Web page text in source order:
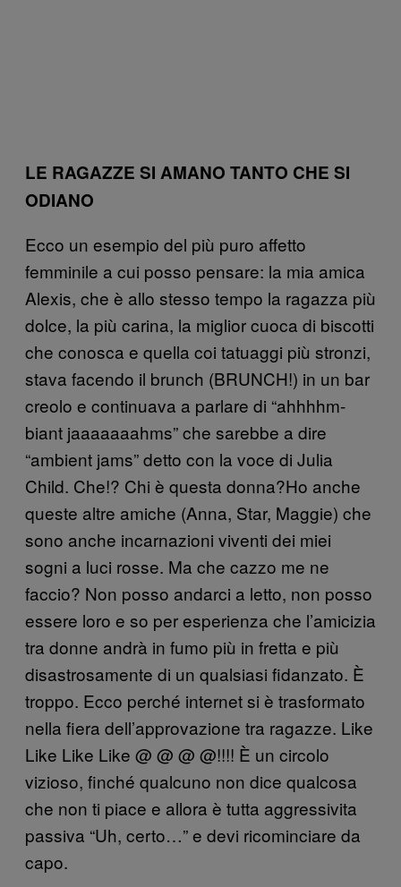
LE RAGAZZE SI AMANO TANTO CHE SI
ODIANO
Ecco un esempio del più puro affetto
femminile a cui posso pensare: la mia amica
Alexis, che è allo stesso tempo la ragazza più
dolce, la più carina, la miglior cuoca di biscotti
che conosca e quella coi tatuaggi più stronzi,
stava facendo il brunch (BRUNCH!) in un bar
creolo e continuava a parlare di “ahhhhm-
biant jaaaaaaahms” che sarebbe a dire
“ambient jams” detto con la voce di Julia
Child. Che!? Chi è questa donna?Ho anche
queste altre amiche (Anna, Star, Maggie) che
sono anche incarnazioni viventi dei miei
sogni a luci rosse. Ma che cazzo me ne
faccio? Non posso andarci a letto, non posso
essere loro e so per esperienza che l’amicizia
tra donne andrà in fumo più in fretta e più
disastrosamente di un qualsiasi fidanzato. È
troppo. Ecco perché internet si è trasformato
nella fiera dell’approvazione tra ragazze. Like
Like Like Like @ @ @ @!!!! È un circolo
vizioso, finché qualcuno non dice qualcosa
che non ti piace e allora è tutta aggressivita
passiva “Uh, certo…” e devi ricominciare da
capo.